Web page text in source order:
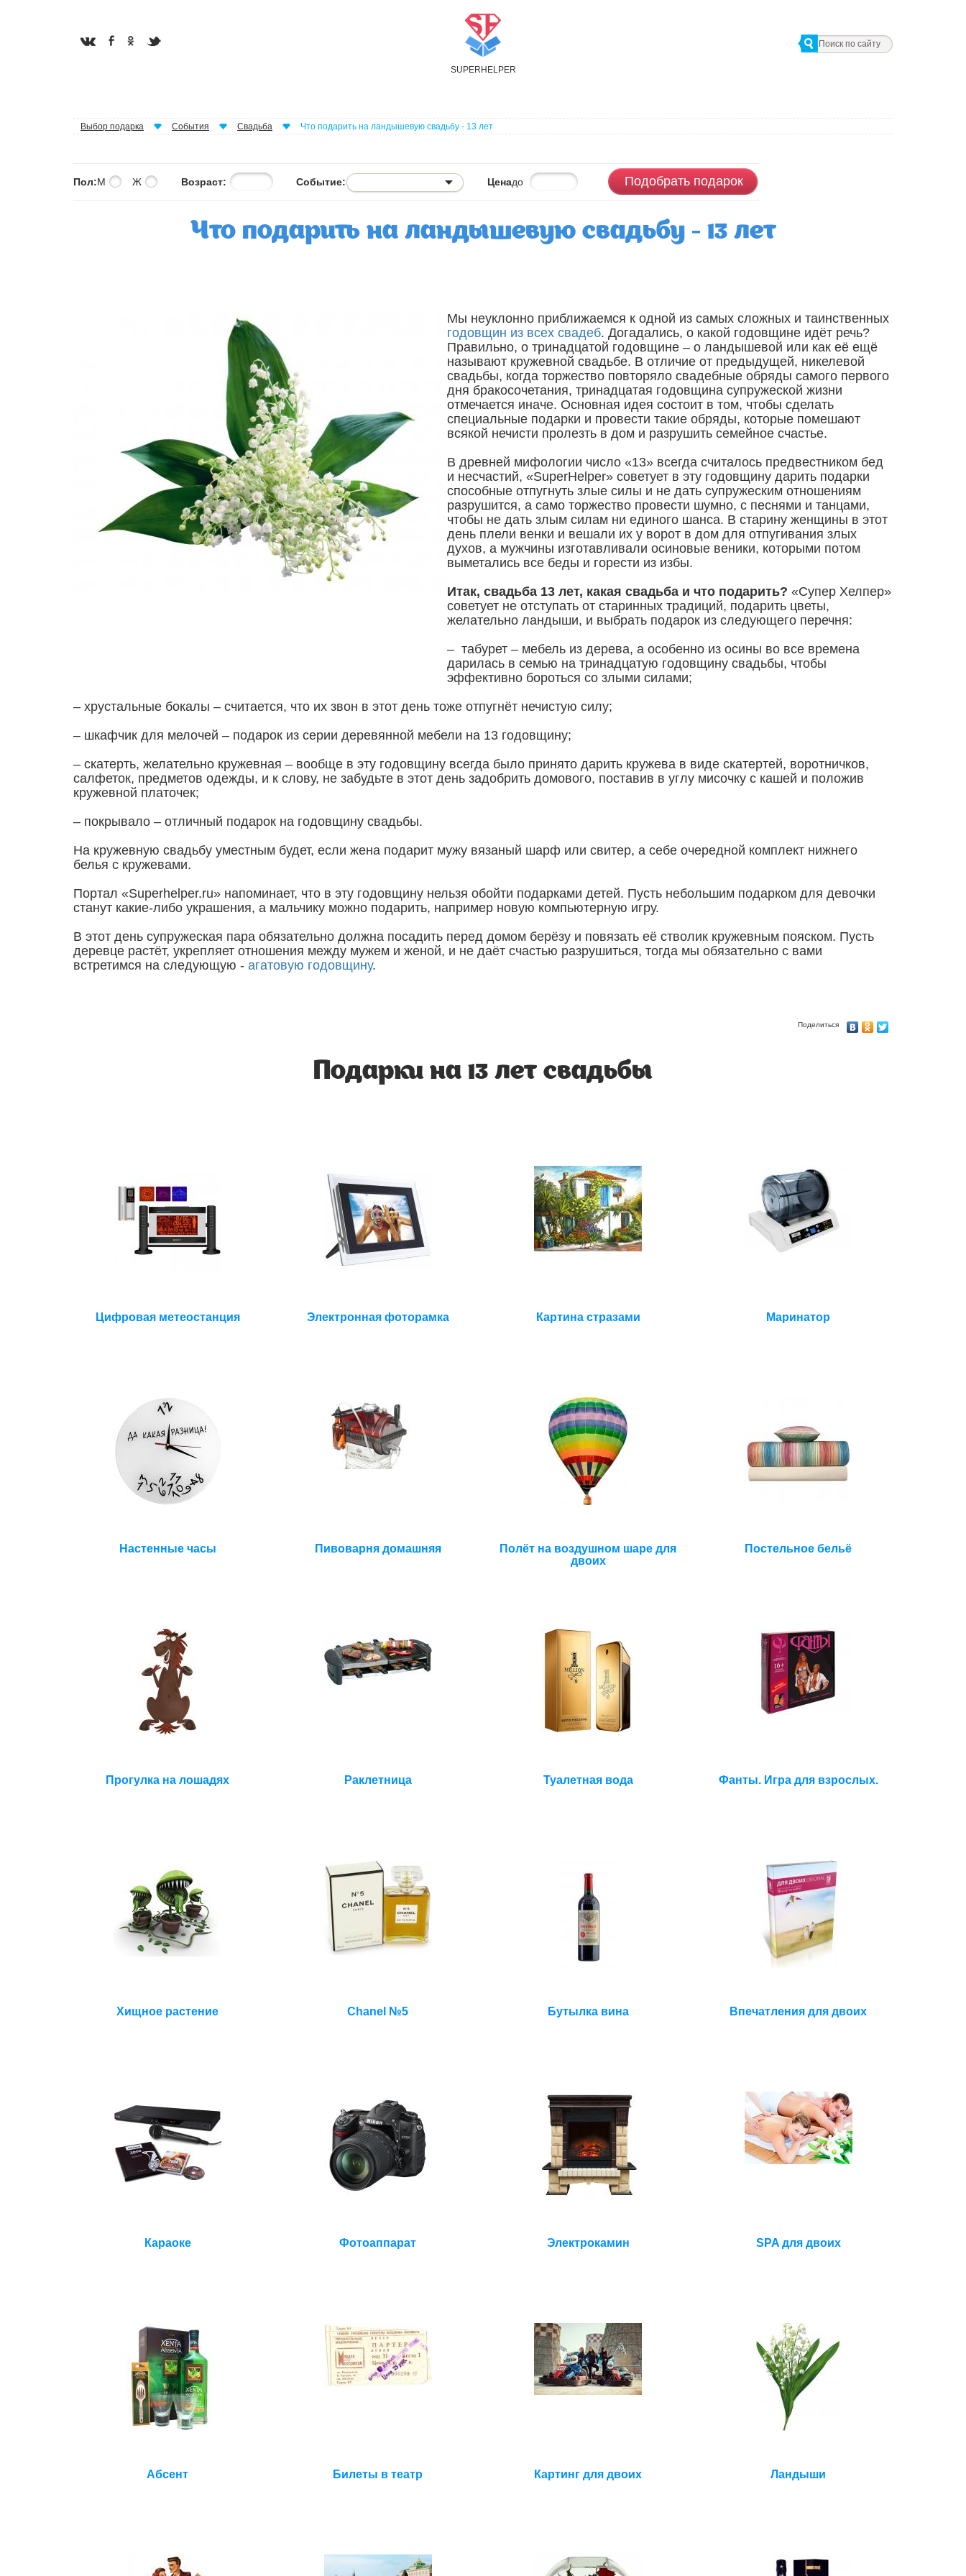
SUPER H ELPER
Выбор подарка События Свадьба Что подарить на ландышевую свадьбу - 13 лет
Пол:М Ж Возраст: Событие: Ценадо Подобрать подарок
Что подарить на ландышевую свадьбу - 13 лет
Мы неуклонно приближаемся к одной из самых сложных и таинственных
годовщин из всех свадеб. Догадались, о какой годовщине идёт речь?
Правильно, о тринадцатой годовщине – о ландышевой или как её ещё
называют кружевной свадьбе. В отличие от предыдущей, никелевой
свадьбы, когда торжество повторяло свадебные обряды самого первого
дня бракосочетания, тринадцатая годовщина супружеской жизни
отмечается иначе. Основная идея состоит в том, чтобы сделать
специальные подарки и провести такие обряды, которые помешают
всякой нечисти пролезть в дом и разрушить семейное счастье.
В древней мифологии число «13» всегда считалось предвестником бед
и несчастий, «SuperHelper» советует в эту годовщину дарить подарки
способные отпугнуть злые силы и не дать супружеским отношениям
разрушится, а само торжество провести шумно, с песнями и танцами,
чтобы не дать злым силам ни единого шанса. В старину женщины в этот
день плели венки и вешали их у ворот в дом для отпугивания злых
духов, а мужчины изготавливали осиновые веники, которыми потом
выметались все беды и горести из избы.
Итак, свадьба 13 лет, какая свадьба и что подарить? «Супер Хелпер»
советует не отступать от старинных традиций, подарить цветы,
желательно ландыши, и выбрать подарок из следующего перечня:
– табурет – мебель из дерева, а особенно из осины во все времена
дарилась в семью на тринадцатую годовщину свадьбы, чтобы
эффективно бороться со злыми силами;
– хрустальные бокалы – считается, что их звон в этот день тоже отпугнёт нечистую силу;
– шкафчик для мелочей – подарок из серии деревянной мебели на 13 годовщину;
– скатерть, желательно кружевная – вообще в эту годовщину всегда было принято дарить кружева в виде скатертей, воротничков,
салфеток, предметов одежды, и к слову, не забудьте в этот день задобрить домового, поставив в углу мисочку с кашей и положив
кружевной платочек;
– покрывало – отличный подарок на годовщину свадьбы.
На кружевную свадьбу уместным будет, если жена подарит мужу вязаный шарф или свитер, а себе очередной комплект нижнего
белья с кружевами.
Портал «Superhelper.ru» напоминает, что в эту годовщину нельзя обойти подарками детей. Пусть небольшим подарком для девочки
станут какие-либо украшения, а мальчику можно подарить, например новую компьютерную игру.
В этот день супружеская пара обязательно должна посадить перед домом берёзу и повязать её стволик кружевным пояском. Пусть
деревце растёт, укрепляет отношения между мужем и женой, и не даёт счастью разрушиться, тогда мы обязательно с вами
встретимся на следующую - агатовую годовщину.
Поделиться
Подарки на 13 лет свадьбы
Цифровая метеостанция Электронная фоторамка Картина стразами Маринатор
Настенные часы Пивоварня домашняя
Полёт на воздушном шаре для
двоих
Постельное бельё
Прогулка на лошадях Раклетница Туалетная вода Фанты. Игра для взрослых.
Хищное растение Chanel №5 Бутылка вина Впечатления для двоих
Караоке Фотоаппарат Электрокамин SPA для двоих
Абсент Билеты в театр Картинг для двоих Ландыши